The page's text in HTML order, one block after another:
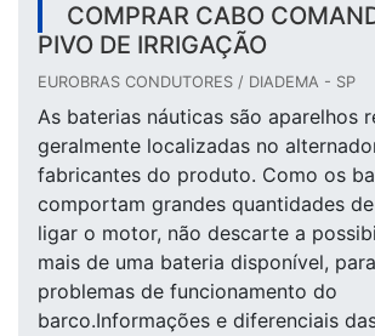
COMPRAR CABO
PIVO DE IRRIGAÇÃO
EUROBRAS CONDUTORES / DIADEMA - SP
As baterias náuticas são aparelhos
geralmente localizadas no
fabricantes do produto. Como os
comportam grandes quantidades
ligar o motor, não descarte a
mais de uma bateria disponível,
problemas de funcionamento do
barco.Informações e diferenciais